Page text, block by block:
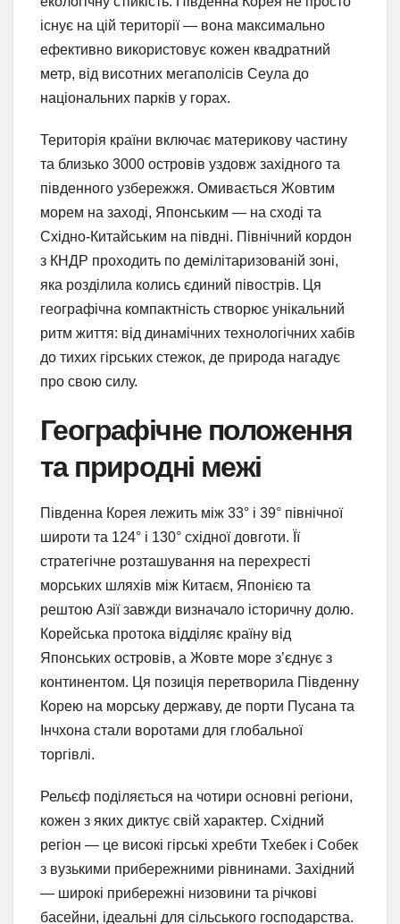
існує на цій території — вона максимально
ефективно використовує кожен квадратний
метр, від висотних мегаполісів Сеула до
національних парків у горах.
Територія країни включає материкову частину
та близько 3000 островів уздовж західного та
південного узбережжя. Омивається Жовтим
морем на заході, Японським — на сході та
Східно-Китайським на півдні. Північний кордон
з КНДР проходить по демілітаризованій зоні,
яка розділила колись єдиний півострів. Ця
географічна компактність створює унікальний
ритм життя: від динамічних технологічних хабів
до тихих гірських стежок, де природа нагадує
про свою силу.
Географічне положення
та природні межі
Південна Корея лежить між 33° і 39° північної
широти та 124° і 130° східної довготи. Її
стратегічне розташування на перехресті
морських шляхів між Китаєм, Японією та
рештою Азії завжди визначало історичну долю.
Корейська протока відділяє країну від
Японських островів, а Жовте море з’єднує з
континентом. Ця позиція перетворила Південну
Корею на морську державу, де порти Пусана та
Інчхона стали воротами для глобальної
торгівлі.
Рельєф поділяється на чотири основні регіони,
кожен з яких диктує свій характер. Східний
регіон — це високі гірські хребти Тхебек і Собек
з вузькими прибережними рівнинами. Західний
— широкі прибережні низовини та річкові
басейни, ідеальні для сільського господарства.